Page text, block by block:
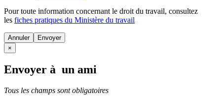
Pour toute information concernant le droit du travail, consultez
les fiches pratiques du Ministère du travail
Annuler
×
Envoyer à un ami
Tous les champs sont obligatoires